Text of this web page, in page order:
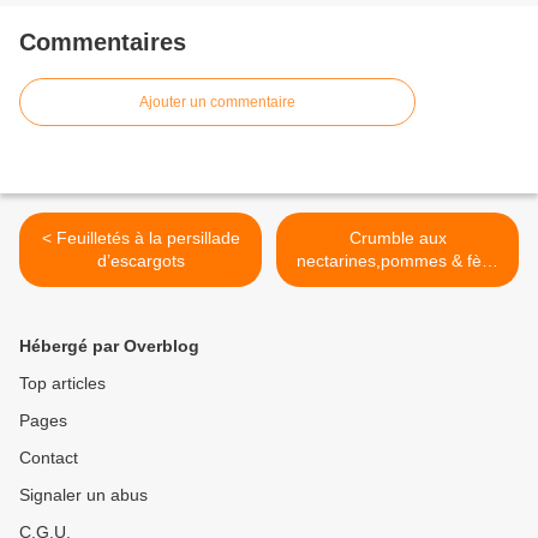
Commentaires
Ajouter un commentaire
< Feuilletés à la persillade
d’escargots
Crumble aux
nectarines,pommes & fève
tonka >
Hébergé par Overblog
Top articles
Pages
Contact
Signaler un abus
C.G.U.